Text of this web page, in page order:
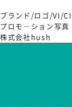
ブランド/ロゴ/VI/CI
プロモ―ション写真
株式会社hush